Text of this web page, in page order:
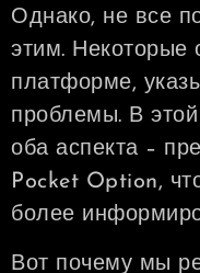
Однако, не все
этим. Некоторые
платформе,
проблемы. В
оба аспекта –
Pocket Option,
более
Вот почему мы